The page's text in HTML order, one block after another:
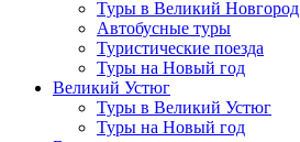
Туры в Великий Новгород
Автобусные туры
Туристические поезда
Туры на Новый год
Великий Устюг
Туры в Великий Устюг
Туры на Новый год